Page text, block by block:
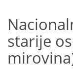
starije